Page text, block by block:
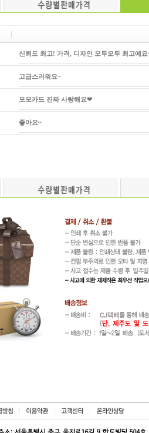
신뢰도 최고! 가격, 디자인 모두모두 최고에요
고급스러워요~
모모카드 진짜 사랑해요❤
좋아요~